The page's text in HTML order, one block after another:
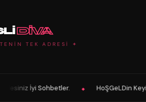
DIVA
TEK ADRESİ ✦
◆ HoŞGeLDin Keyifli Eğlenceli